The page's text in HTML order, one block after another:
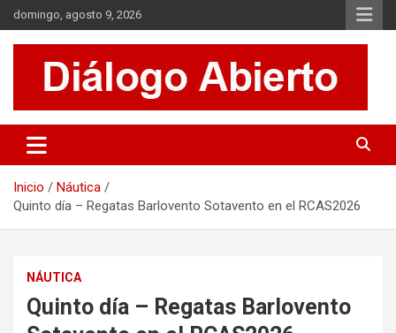
Saltar
al
contenido
domingo, agosto 9, 2026
Diálogo Abierto
Se tratan diversos temas de actualidad buscando hacer un
aporte a la sociedad, brindando información relevante de lo que
Inicio
Náutica
Quinto día – Regatas Barlovento Sotavento en el RCAS2026
NÁUTICA
Quinto día – Regatas Barlovento